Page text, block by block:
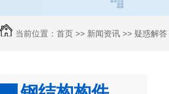
当前位置： 首页 >> 新闻资讯 >> 疑惑解答